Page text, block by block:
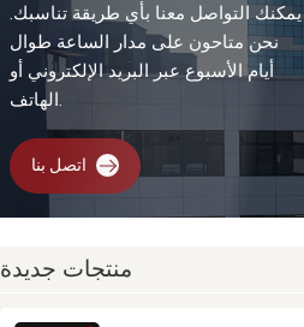
يمكنك التواصل معنا بأي طريقة تناسبك.
نحن متاحون على مدار الساعة طوال
أيام الأسبوع عبر البريد الإلكتروني أو
الهاتف.
اتصل بنا
منتجات جديدة